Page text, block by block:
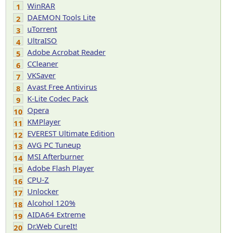
1
WinRAR
2
DAEMON Tools Lite
3
uTorrent
4
UltraISO
5
Adobe Acrobat Reader
6
CCleaner
7
VKSaver
8
Avast Free Antivirus
9
K-Lite Codec Pack
10 Opera
11 KMPlayer
12 EVEREST Ultimate Edition
13 AVG PC Tuneup
14 MSI Afterburner
15 Adobe Flash Player
16 CPU-Z
17 Unlocker
18 Alcohol 120%
19 AIDA64 Extreme
20 Dr.Web CureIt!